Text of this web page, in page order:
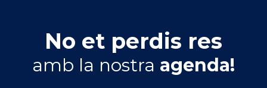
No et perdis res
amb la nostra agenda!